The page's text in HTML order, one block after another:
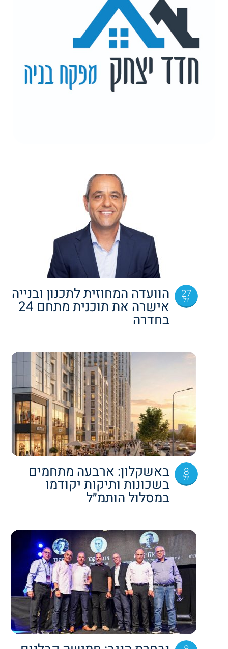
27
יול הוועדה המחוזית לתכנון ובנייה
אישרה את תוכנית מתחם 24
בחדרה
8
יול באשקלון: ארבעה מתחמים
בשכונות ותיקות יקודמו
במסלול הותמ״ל